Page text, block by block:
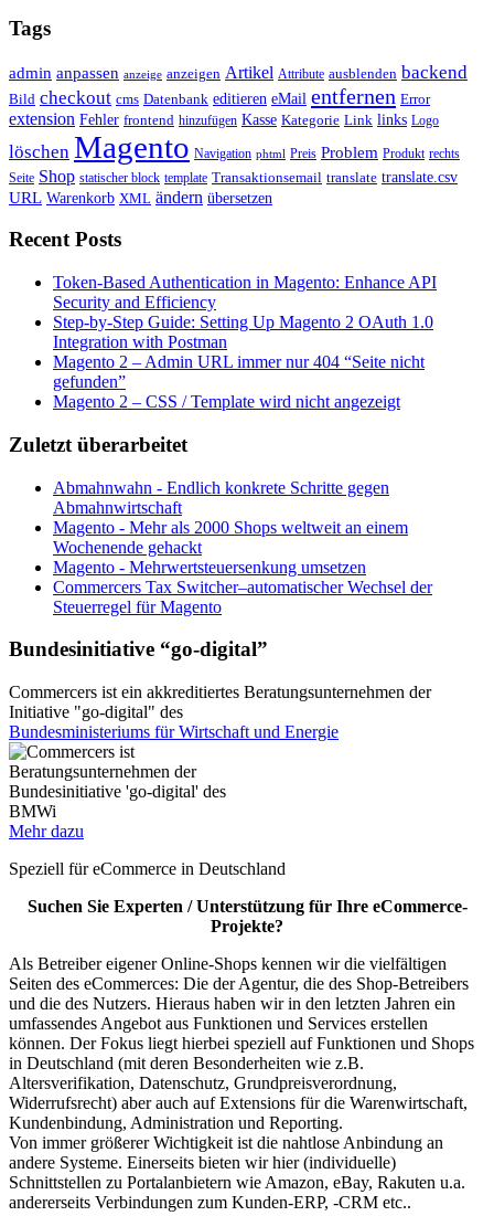
Tags
admin anpassen anzeige anzeigen Artikel Attribute ausblenden backend
Bild checkout cms Datenbank editieren eMail entfernen Error
extension Fehler frontend hinzufügen Kasse Kategorie Link links Logo
löschen Magento Navigation phtml Preis Problem Produkt rechts
Seite Shop statischer block template Transaktionsemail translate translate.csv
URL Warenkorb XML ändern übersetzen
Recent Posts
Token-Based Authentication in Magento: Enhance API
Security and Efficiency
Step-by-Step Guide: Setting Up Magento 2 OAuth 1.0
Integration with Postman
Magento 2 – Admin URL immer nur 404 “Seite nicht
gefunden”
Magento 2 – CSS / Template wird nicht angezeigt
Zuletzt überarbeitet
Abmahnwahn - Endlich konkrete Schritte gegen
Abmahnwirtschaft
Magento - Mehr als 2000 Shops weltweit an einem
Wochenende gehackt
Magento - Mehrwertsteuersenkung umsetzen
Commercers Tax Switcher–automatischer Wechsel der
Steuerregel für Magento
Bundesinitiative “go-digital”
Commercers ist ein akkreditiertes Beratungsunternehmen der
Initiative "go-digital" des
Bundesministeriums für Wirtschaft und Energie
Mehr dazu
Speziell für eCommerce in Deutschland
Suchen Sie Experten / Unterstützung für Ihre eCommerce-
Projekte?
Als Betreiber eigener Online-Shops kennen wir die vielfältigen
Seiten des eCommerces: Die der Agentur, die des Shop-Betreibers
und die des Nutzers. Hieraus haben wir in den letzten Jahren ein
umfassendes Angebot aus Funktionen und Services erstellen
können. Der Fokus liegt hierbei speziell auf Funktionen und Shops
in Deutschland (mit deren Besonderheiten wie z.B.
Altersverifikation, Datenschutz, Grundpreisverordnung,
Widerrufsrecht) aber auch auf Extensions für die Warenwirtschaft,
Kundenbindung, Administration und Reporting.
Von immer größerer Wichtigkeit ist die nahtlose Anbindung an
andere Systeme. Einerseits bieten wir hier (individuelle)
Schnittstellen zu Portalanbietern wie Amazon, eBay, Rakuten u.a.
andererseits Verbindungen zum Kunden-ERP, -CRM etc..